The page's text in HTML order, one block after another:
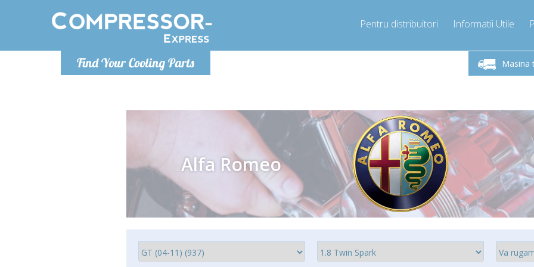
Find Your Cooling Parts
Pentru distribuitori Informatii Utile
Masina
Luni-Vineri 9.00 -17.00
Sunati Acum!
Luni-
Alfa Romeo